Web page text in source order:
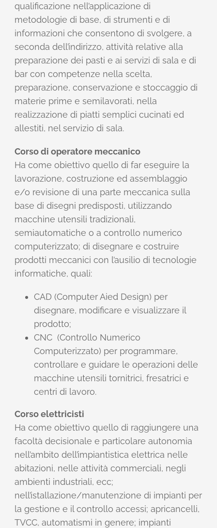
qualificazione nell’applicazione di
metodologie di base, di strumenti e di
informazioni che consentono di svolgere, a
seconda dell’indirizzo, attività relative alla
preparazione dei pasti e ai servizi di sala e di
bar con competenze nella scelta,
preparazione, conservazione e stoccaggio di
materie prime e semilavorati, nella
realizzazione di piatti semplici cucinati ed
allestiti, nel servizio di sala.
Corso di operatore meccanico
Ha come obiettivo quello di far eseguire la
lavorazione, costruzione ed assemblaggio
e/o revisione di una parte meccanica sulla
base di disegni predisposti, utilizzando
macchine utensili tradizionali,
semiautomatiche o a controllo numerico
computerizzato; di disegnare e costruire
prodotti meccanici con l’ausilio di tecnologie
informatiche, quali:
CAD (Computer Aied Design) per
disegnare, modificare e visualizzare il
prodotto;
CNC (Controllo Numerico
Computerizzato) per programmare,
controllare e guidare le operazioni delle
macchine utensili tornitrici, fresatrici e
centri di lavoro.
Corso elettricisti
Ha come obiettivo quello di raggiungere una
facoltà decisionale e particolare autonomia
nell’ambito dell’impiantistica elettrica nelle
abitazioni, nelle attività commerciali, negli
ambienti industriali, ecc;
nell’istallazione/manutenzione di impianti per
la gestione e il controllo accessi; apricancelli,
TVCC, automatismi in genere; impianti